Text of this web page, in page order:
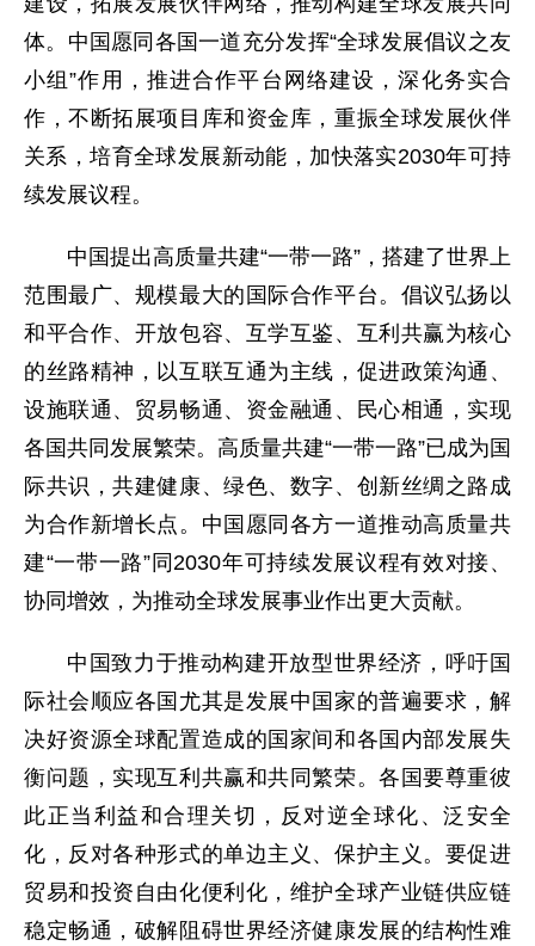
体。中国愿同各国一道充分发挥“全球发展倡议之友
小组”作用，推进合作平台网络建设，深化务实合
作，不断拓展项目库和资金库，重振全球发展伙伴
关系，培育全球发展新动能，加快落实2030年可持
续发展议程。
中国提出高质量共建“一带一路”，搭建了世界上
范围最广、规模最大的国际合作平台。倡议弘扬以
和平合作、开放包容、互学互鉴、互利共赢为核心
的丝路精神，以互联互通为主线，促进政策沟通、
设施联通、贸易畅通、资金融通、民心相通，实现
各国共同发展繁荣。高质量共建“一带一路”已成为国
际共识，共建健康、绿色、数字、创新丝绸之路成
为合作新增长点。中国愿同各方一道推动高质量共
建“一带一路”同2030年可持续发展议程有效对接、
协同增效，为推动全球发展事业作出更大贡献。
中国致力于推动构建开放型世界经济，呼吁国
际社会顺应各国尤其是发展中国家的普遍要求，解
决好资源全球配置造成的国家间和各国内部发展失
衡问题，实现互利共赢和共同繁荣。各国要尊重彼
此正当利益和合理关切，反对逆全球化、泛安全
化，反对各种形式的单边主义、保护主义。要促进
贸易和投资自由化便利化，维护全球产业链供应链
稳定畅通，破解阻碍世界经济健康发展的结构性难